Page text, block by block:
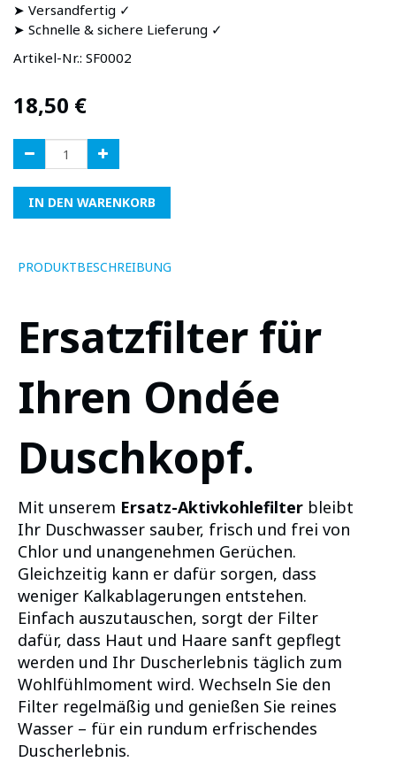
➤ Versandfertig ✓
➤ Schnelle & sichere Lieferung ✓
Artikel-Nr.: SF0002
18,50 €
IN DEN WARENKORB
PRODUKTBESCHREIBUNG
Ersatzfilter für
Ihren Ondée
Duschkopf.
Mit unserem Ersatz-Aktivkohlefilter bleibt
Ihr Duschwasser sauber, frisch und frei von
Chlor und unangenehmen Gerüchen.
Gleichzeitig kann er dafür sorgen, dass
weniger Kalkablagerungen entstehen.
Einfach auszutauschen, sorgt der Filter
dafür, dass Haut und Haare sanft gepflegt
werden und Ihr Duscherlebnis täglich zum
Wohlfühlmoment wird. Wechseln Sie den
Filter regelmäßig und genießen Sie reines
Wasser – für ein rundum erfrischendes
Duscherlebnis.